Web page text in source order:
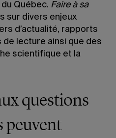
Québec. Faire à sa
sur divers enjeux
d’actualité, rapports
de lecture ainsi que des
scientifique et la
questions
peuvent